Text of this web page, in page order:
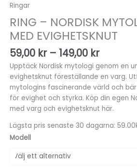
Ringar
RING – NORDISK
MED EVIGHETSKNUT
59,00 kr – 149,00 kr
Upptäck Nordisk mytologi genom en
evighetsknut föreställande en varg.
mytologins fascinerande värld och
för evighet och styrka. Köp din egen
med varg och evighetsknut här.
Lägsta pris senaste 30 dagarna:
Modell
Varg
med
evighetsknut
mängd